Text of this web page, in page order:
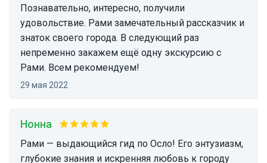
Познавательно, интересно, получили
удовольствие. Рами замечательный рассказчик и
знаток своего города. В следующий раз
непременно закажем ещё одну экскурсию с
Рами. Всем рекомендуем!
29 мая 2022
Нонна
Рами — выдающийся гид по Осло! Его энтузиазм,
глубокие знания и искренняя любовь к городу